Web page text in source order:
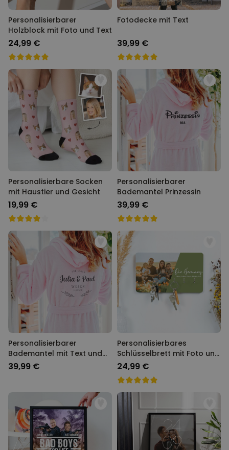
Personalisierbarer
Holzblock mit Foto und Text
24,99 €
Fotodecke mit Text
39,99 €
Personalisierbare Socken
mit Haustier und Gesicht
19,99 €
Personalisierbarer
Bademantel Prinzessin
39,99 €
Personalisierbarer
Bademantel mit Text und
Kranz
39,99 €
Personalisierbares
Schlüsselbrett mit Foto und
Text
24,99 €